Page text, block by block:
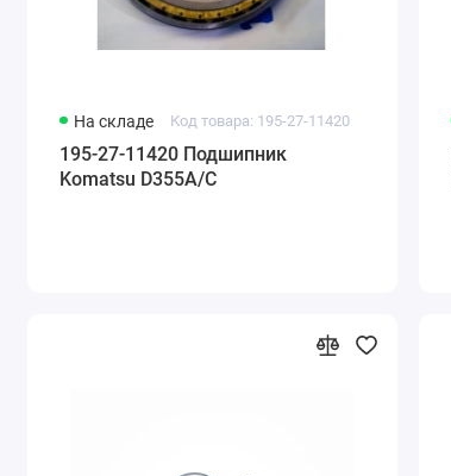
На складе Код товара: 195-27-11420
195-27-11420 Подшипник
Komatsu D355A/C